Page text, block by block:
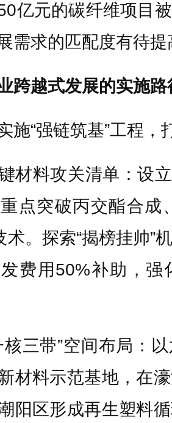
亿元的碳纤维项目
需求的匹配度有待提
跨越式发展的实施路
“强链筑基”工程，
料攻关清单：设立
点突破丙交酯合成
术。探索“揭榜挂帅”
费用50%补助，强
带”空间布局：以
材料示范基地，在
阳区形成再生塑料